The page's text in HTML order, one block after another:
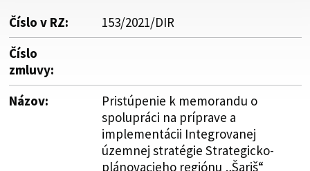
Číslo v RZ:
153/2021/DIR
Číslo
zmluvy:
Názov:
Pristúpenie k memorandu o
spolupráci na príprave a
implementácii Integrovanej
územnej stratégie Strategicko-
plánovacieho regiónu „Šariš“